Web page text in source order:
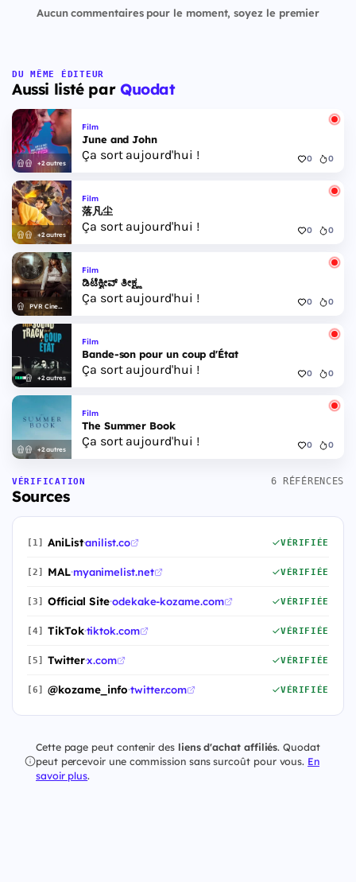
Aucun commentaires pour le moment, soyez le premier
DU MÊME ÉDITEUR
Aussi listé par Quodat
+2 autres
Film
June and John
Ça sort aujourd'hui ! 0 0
+2 autres
Film
落凡尘
Ça sort aujourd'hui ! 0 0
PVR Cinemas
Film
ಡಿಟೆಕ್ವೀವ್ ತೀಕ್ಷ್ಣ
Ça sort aujourd'hui ! 0 0
+2 autres
Film
Bande-son pour un coup d'État
Ça sort aujourd'hui ! 0 0
+2 autres
Film
The Summer Book
Ça sort aujourd'hui ! 0 0
VÉRIFICATION
Sources
6 RÉFÉRENCES
[1] AniList·anilist.co VÉRIFIÉE
[2] MAL·myanimelist.net VÉRIFIÉE
[3] Official Site·odekake-kozame.com VÉRIFIÉE
[4] TikTok·tiktok.com VÉRIFIÉE
[5] Twitter·x.com VÉRIFIÉE
[6] @kozame_info·twitter.com VÉRIFIÉE
Cette page peut contenir des liens d'achat affiliés. Quodat
peut percevoir une commission sans surcoût pour vous. En
savoir plus.